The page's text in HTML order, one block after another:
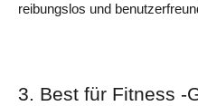
reibungslos und
3. Best für Fitness -